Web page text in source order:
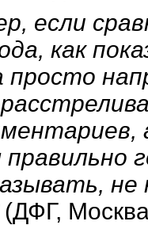
если
как
(ДФГ,